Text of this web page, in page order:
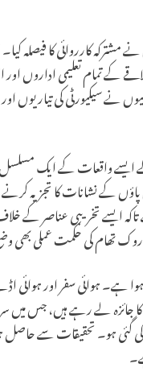
کارروائی کا فیصلہ
کے تمام تعلیمی اداروں اور
نے سیکیورٹی کی
ایسے واقعات کے ایک مسلسل
کے نشانات کا تجزیہ
ایسے تخریبی عناصر کے
روک تھام کی حکمت عملی بھی
ہے۔ ہوائی سفر اور ہوائی
جائزہ لے رہے ہیں، جس میں
کی گئی ہو۔ تحقیقات سے